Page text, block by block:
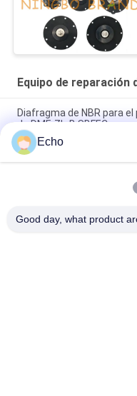
Equipo de reparación
Diafragma de NBR para
de DMF-ZL-B SBFEC
Diafragma para el pulso
DMF-ZM-20
Diafragma para la válvula
Echo
Good day, what product